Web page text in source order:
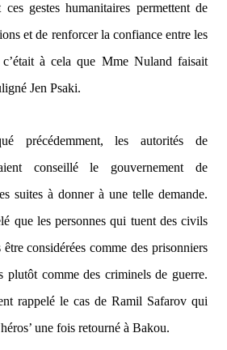
ces gestes humanitaires permettent de
et de renforcer la confiance entre les
à cela que Mme Nuland faisait
Jen Psaki.
précédemment, les autorités de
conseillé le gouvernement de
suites à donner à une telle demande.
que les personnes qui tuent des civils
considérées comme des prisonniers
plutôt comme des criminels de guerre.
rappelé le cas de Ramil Safarov qui
une fois retourné à Bakou.